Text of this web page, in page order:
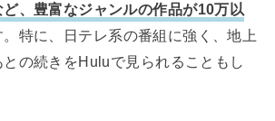
ど、豊富なジャンルの作品が10万以
。特に、日テレ系の番組に強く、地上
の続きをHuluで見られることもし